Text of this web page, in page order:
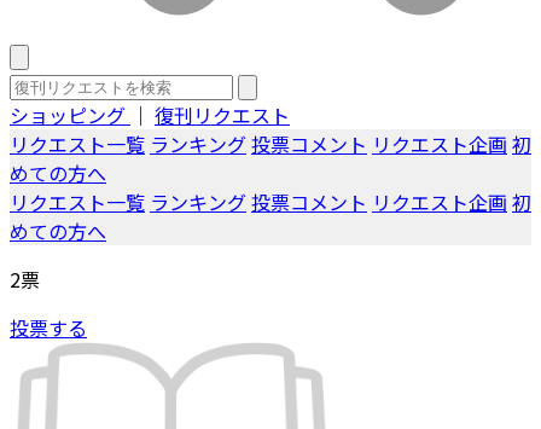
ショッピング ｜ 復刊リクエスト
リクエスト一覧 ランキング投票コメント リクエスト企画 初
めての方へ
リクエスト一覧 ランキング投票コメント リクエスト企画 初
めての方へ
2票
投票する